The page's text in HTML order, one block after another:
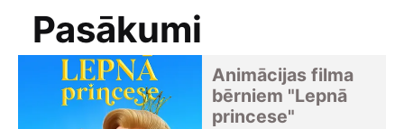
Pasākumi
Animācijas filma
bērniem "Lepnā
princese"